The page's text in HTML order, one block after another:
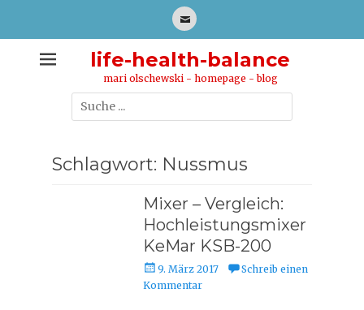
E-
life-health-balance
mari olschewski - homepage - blog
Suche
nach:
Schlagwort: Nussmus
Mixer – Vergleich:
Hochleistungsmixer
KeMar KSB-200
P
o
9. März 2017
Schreib einen
Kommentar